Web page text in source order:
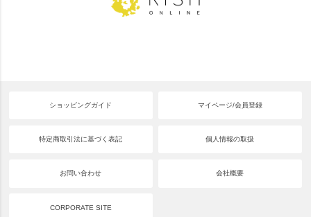
ショッピングガイド マイページ/会員登録
特定商取引法に基づく表記 個人情報の取扱
お問い合わせ 会社概要
CORPORATE SITE